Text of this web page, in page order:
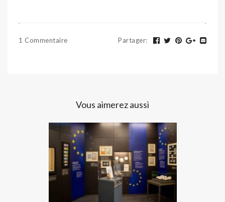
1 Commentaire Partager:
Vous aimerez aussi